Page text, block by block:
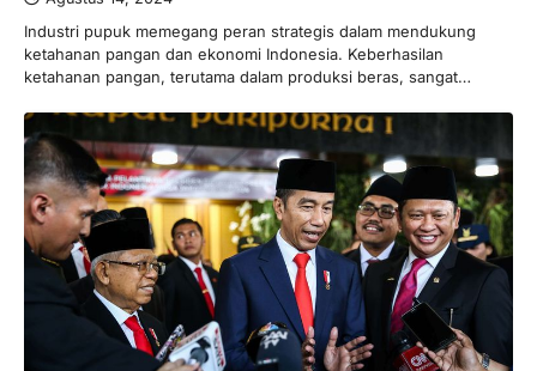
Industri pupuk memegang peran strategis dalam mendukung
ketahanan pangan dan ekonomi Indonesia. Keberhasilan
ketahanan pangan, terutama dalam produksi beras, sangat…
4
adalah prinsip dan pengetahuan. Jika
Anda adalah seorang…
BERITA TERBARU
Impor BBM Sudah Direstui,
Distribusi ke SPBU Swasta Sudah
Kembali Normal?
Januari 15, 2026
Pemerintah melalui Kementerian Energi
dan Sumber Daya Mineral (ESDM) telah
memberikan izin kepada operator SPBU…
BERITA TERBARU